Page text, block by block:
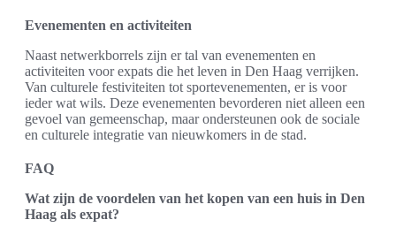
Evenementen en activiteiten
Naast netwerkborrels zijn er tal van evenementen en
activiteiten voor expats die het leven in Den Haag verrijken.
Van culturele festiviteiten tot sportevenementen, er is voor
ieder wat wils. Deze evenementen bevorderen niet alleen een
gevoel van gemeenschap, maar ondersteunen ook de sociale
en culturele integratie van nieuwkomers in de stad.
FAQ
Wat zijn de voordelen van het kopen van een huis in Den
Haag als expat?